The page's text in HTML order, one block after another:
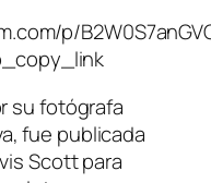
p/
su fotógrafa
fue publicada
Scott para